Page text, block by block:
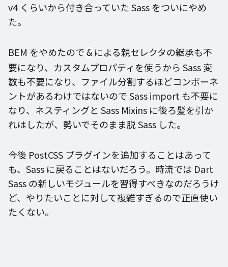
v4 くらいから付き合っていた Sass をついにやめ
た。
BEM をやめたので & による親セレクタの継承も不
要になり、カスタムプロパティを使うから Sass 変
数も不要になり、ファイル分割するほどコンポーネ
ントがあるわけではないので Sass import も不要に
なり、ネスティングと Sass Mixins に後ろ髪を引か
れはしたが、勢いでそのまま脱 Sass した。
今後 PostCSS プラグインを追加することはあって
も、Sass に戻ることはないだろう。時流では Dart
Sass の新しいモジュールを習得すべきなのだろうけ
ど、やりたいことに対して複雑すぎるので正直使い
たくない。